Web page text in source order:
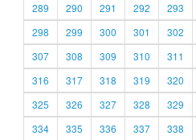
289
290 291 292 293
298
299 300 301 302
307
308 309 310 311
316
317 318 319 320
325
326 327 328 329
334
335 336 337 338